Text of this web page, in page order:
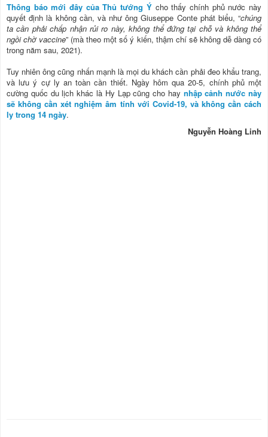
Thông báo mới đây của Thủ tướng Ýcho thấy chính phủ nước này
quyết định là không cần, và như ông Giuseppe Conte phát biểu, “chúng
ta cần phải chấp nhận rủi ro này, không thể đứng tại chỗ và không thể
ngồi chờ vaccine” (mà theo một số ý kiến, thậm chí sẽ không dễ dàng có
trong năm sau, 2021).
Tuy nhiên ông cũng nhấn mạnh là mọi du khách cần phải đeo khẩu trang,
và lưu ý cự ly an toàn cần thiết. Ngày hôm qua 20-5, chính phủ một
cường quốc du lịch khác là Hy Lạp cũng cho hay nhập cảnh nước này
sẽ không cần xét nghiệm âm tính với Covid-19, và không cần cách
ly trong 14 ngày.
Nguyễn Hoàng Linh